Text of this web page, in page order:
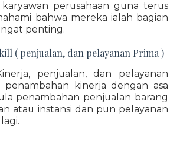
perusahaan guna terus
bahwa mereka ialah bagian
penting.
( penjualan, dan pelayanan Prima )
penjualan, dan pelayanan
kinerja dengan asa
penambahan penjualan barang
atau instansi dan pun pelayanan